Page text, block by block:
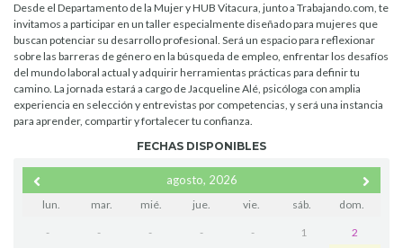
Desde el Departamento de la Mujer y HUB Vitacura, junto a Trabajando.com, te
invitamos a participar en un taller especialmente diseñado para mujeres que
buscan potenciar su desarrollo profesional. Será un espacio para reflexionar
sobre las barreras de género en la búsqueda de empleo, enfrentar los desafíos
del mundo laboral actual y adquirir herramientas prácticas para definir tu
camino. La jornada estará a cargo de Jacqueline Alé, psicóloga con amplia
experiencia en selección y entrevistas por competencias, y será una instancia
para aprender, compartir y fortalecer tu confianza.
FECHAS DISPONIBLES
agosto, 2026
lun. mar. mié. jue. vie. sáb. dom.
- - - - - 1
2